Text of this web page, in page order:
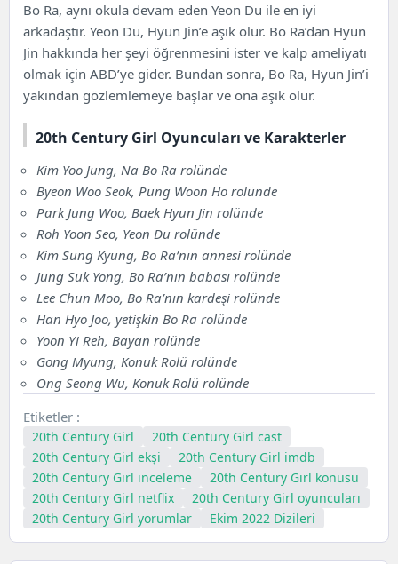
Bo Ra, aynı okula devam eden Yeon Du ile en iyi
arkadaştır. Yeon Du, Hyun Jin’e aşık olur. Bo Ra’dan Hyun
Jin hakkında her şeyi öğrenmesini ister ve kalp ameliyatı
olmak için ABD’ye gider. Bundan sonra, Bo Ra, Hyun Jin’i
yakından gözlemlemeye başlar ve ona aşık olur.
20th Century Girl Oyuncuları ve Karakterler
Kim Yoo Jung, Na Bo Ra rolünde
Byeon Woo Seok, Pung Woon Ho rolünde
Park Jung Woo, Baek Hyun Jin rolünde
Roh Yoon Seo, Yeon Du rolünde
Kim Sung Kyung, Bo Ra’nın annesi rolünde
Jung Suk Yong, Bo Ra’nın babası rolünde
Lee Chun Moo, Bo Ra’nın kardeşi rolünde
Han Hyo Joo, yetişkin Bo Ra rolünde
Yoon Yi Reh, Bayan rolünde
Gong Myung, Konuk Rolü rolünde
Ong Seong Wu, Konuk Rolü rolünde
Etiketler :
20th Century Girl
20th Century Girl cast
20th Century Girl ekşi
20th Century Girl imdb
20th Century Girl inceleme
20th Century Girl konusu
20th Century Girl netflix
20th Century Girl oyuncuları
20th Century Girl yorumlar
Ekim 2022 Dizileri